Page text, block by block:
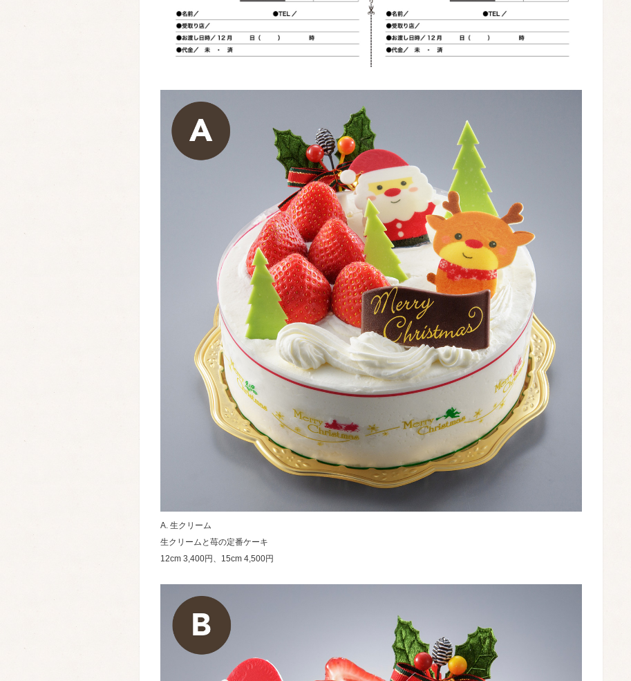
A. 生クリーム
生クリームと苺の定番ケーキ
12cm 3,400円、15cm 4,500円